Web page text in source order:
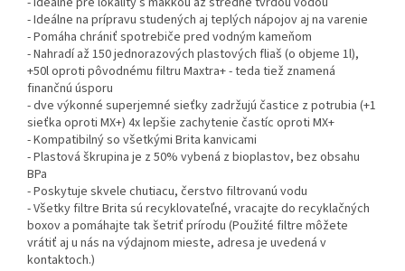
- Ideálne na prípravu studených aj teplých nápojov aj na varenie
- Pomáha chrániť spotrebiče pred vodným kameňom
- Nahradí až 150 jednorazových plastových fliaš (o objeme 1l),
+50l oproti pôvodnému filtru Maxtra+ - teda tiež znamená
finančnú úsporu
- dve výkonné superjemné sieťky zadržujú častice z potrubia (+1
sieťka oproti MX+) 4x lepšie zachytenie častíc oproti MX+
- Kompatibilný so všetkými Brita kanvicami
- Plastová škrupina je z 50% vybená z bioplastov, bez obsahu
BPa
- Poskytuje skvele chutiacu, čerstvo filtrovanú vodu
- Všetky filtre Brita sú recyklovateľné, vracajte do recyklačných
boxov a pomáhajte tak šetriť prírodu (Použité filtre môžete
vrátiť aj u nás na výdajnom mieste, adresa je uvedená v
kontaktoch.)